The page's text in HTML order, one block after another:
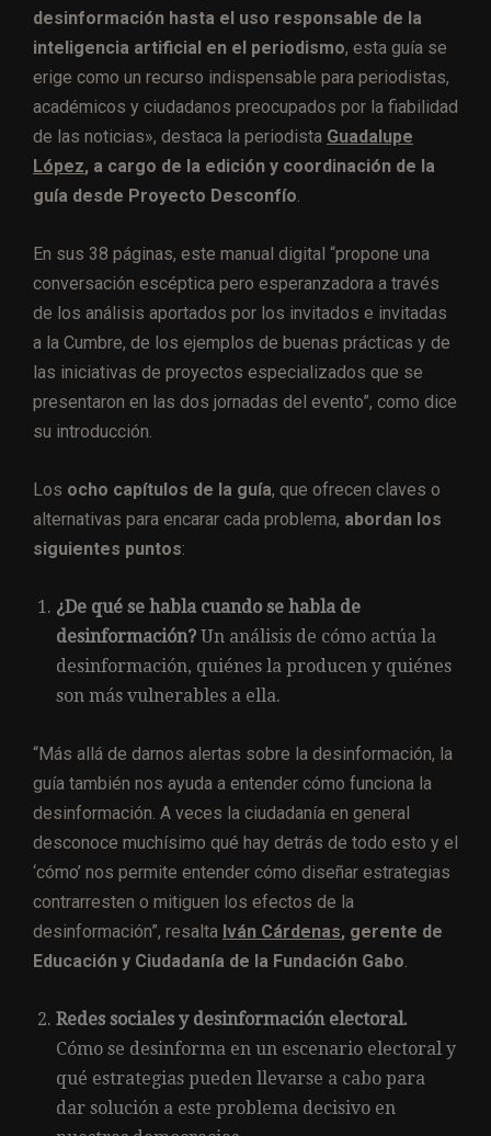
desinformación hasta el uso responsable de la
inteligencia artificial en el periodismo, esta guía se
erige como un recurso indispensable para periodistas,
académicos y ciudadanos preocupados por la fiabilidad
de las noticias», destaca la periodista Guadalupe
López, a cargo de la edición y coordinación de la
guía desde Proyecto Desconfío
En sus 38 páginas, este manual digital “propone una
conversación escéptica pero esperanzadora a través
de los análisis aportados por los invitados e invitadas
a la Cumbre, de los ejemplos de buenas prácticas y de
las iniciativas de proyectos especializados que se
presentaron en las dos jornadas del evento”, como dice
su introducción.
Los ocho capítulos de la guía, que ofrecen claves o
alternativas para encarar cada problema, abordan los
siguientes puntos:
¿De qué se habla cuando se habla de
desinformación? Un análisis de cómo actúa la
desinformación, quiénes la producen y quiénes
son más vulnerables a ella.
“Más allá de darnos alertas sobre la desinformación, la
guía también nos ayuda a entender cómo funciona la
desinformación. A veces la ciudadanía en general
desconoce muchísimo qué hay detrás de todo esto y el
‘cómo’ nos permite entender cómo diseñar estrategias
contrarresten o mitiguen los efectos de la
desinformación”, resalta Iván Cárdenas, gerente de
Educación y Ciudadanía de la Fundación Gabo
Redes sociales y desinformación electoral.
Cómo se desinforma en un escenario electoral y
qué estrategias pueden llevarse a cabo para
dar solución a este problema decisivo en